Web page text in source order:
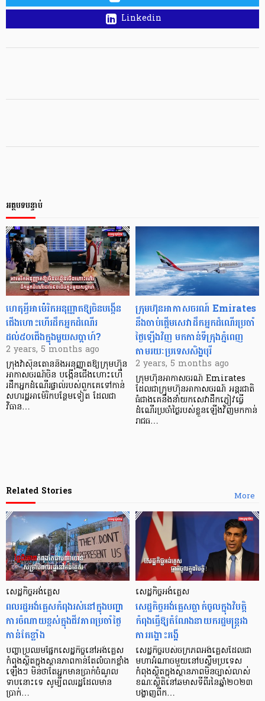
Linkedin
អត្ថបទបន្ទាប់
ហេតុអ្វីអាម៉េរិកអនុញ្ញាតឱ្យចិនបង្កើន
ជើងហោះហើរដឹកអ្នកដំណើរ
ដល់៥០ជើងក្នុងមួយសប្តាហ៍?
2 years, 5 months ago
ក្រុងវ៉ាស៊ីនតោននឹងអនុញ្ញាតឱ្យក្រុមហ៊ុន
អាកាសចរណ៍ចិន បង្កើនជើងហោះហើ
រដឹកអ្នកដំណើរផ្ទាល់របស់ពួកគេទៅកាន់
សហរដ្ឋអាម៉េរិកបន្ថែមទៀត ដែលជា
វិធាន…
ក្រុមហ៊ុនអាកាសចរណ៍ Emirates
នឹងចាប់ផ្តើមសេវាដឹកអ្នកដំណើរប្រចាំ
ថ្ងៃឡើងវិញ មកកាន់ទីក្រុងភ្នំពេញ
តាមរយៈប្រទេសសិង្ហបុរី
2 years, 5 months ago
ក្រុមហ៊ុនអាកាសចរណ៍ Emirates
ដែលជាក្រុមហ៊ុនអាកាសចរណ៍ អន្តរជាតិ
ធំជាងគេនឹងនាំយកសេវាដឹកភ្ញៀវធ្វើ
ដំណើរប្រចាំថ្ងៃរបស់ខ្លួនឡើងវិញមកកាន់
រាជធ…
More
Related Stories
សេដ្ឋកិច្ចអង់គ្លេស
ពលរដ្ឋអង់គ្លេសកំពុងរស់នៅក្នុងបញ្ហា
ការចំណាយខ្ពស់ក្នុងជីវភាពប្រចាំថ្ងៃ
កាន់តែខ្លាំង
បញ្ហាប្រឈមផ្នែកសេដ្ឋកិច្ចនៅអង់គ្លេស
កំពុងស្ថិតក្នុងស្ថានភាពកាន់តែលំបាកខ្លាំង
ឡើងៗ មិនថាតែអ្នកមានប្រាក់ចំណូល
ទាបនោះទេ សូម្បីពលរដ្ឋដែលមាន
ប្រាក់…
សេដ្ឋកិច្ចអង់គ្លេស
សេដ្ឋកិច្ចអង់គ្លេសធ្លាក់ចូលក្នុងវិបត្តិ
កំពុងធ្វើឱ្យតំណែងនាយករដ្ឋមន្ត្ររង
ការរង្គោះរង្គើ
សេដ្ឋកិច្ចរបស់ចក្រភពអង់គ្លេសដែលជា
មហាអំណាចមួយនៅបស្ចឹមប្រទេស
កំពុងស្ថិតក្នុងស្ថានភាពមិនច្បាស់លាស់
ខណៈស្ថិតិនៅឆមាសទីពីរនៃឆ្នាំ២០២៣
បង្ហាញពីក…